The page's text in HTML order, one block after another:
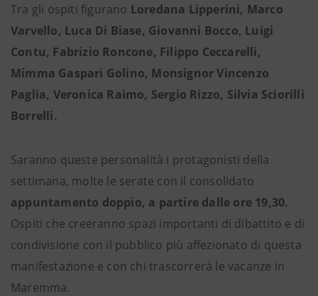
Tra gli ospiti figurano Loredana Lipperini, Marco
Varvello, Luca Di Biase, Giovanni Bocco, Luigi
Contu, Fabrizio Roncone, Filippo Ceccarelli,
Mimma Gaspari Golino, Monsignor Vincenzo
Paglia, Veronica Raimo, Sergio Rizzo, Silvia Sciorilli
Borrelli.
Saranno queste personalità i protagonisti della
settimana, molte le serate con il consolidato
appuntamento doppio, a partire dalle ore 19,30.
Ospiti che creeranno spazi importanti di dibattito e di
condivisione con il pubblico più affezionato di questa
manifestazione e con chi trascorrerà le vacanze in
Maremma.